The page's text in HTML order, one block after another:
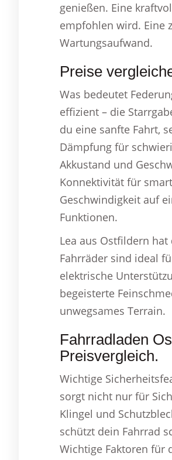
genießen. Eine
empfohlen wird. Eine
Wartungsaufwand.
Preise
Was bedeutet
effizient – die
du eine sanfte Fahrt,
Dämpfung für
Akkustand und
Konnektivität für
Geschwindigkeit auf
Funktionen.
Lea aus Ostfildern
Fahrräder sind ideal
elektrische
begeisterte
unwegsames Terrain.
Fahrradladen
Preisvergleich.
Wichtige
sorgt nicht nur für
Klingel und
schützt dein Fahrrad
Wichtige Faktoren für